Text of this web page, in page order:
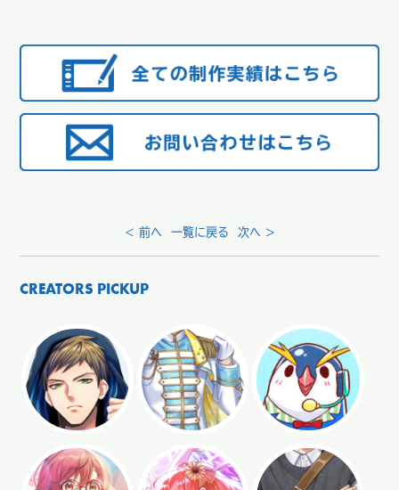
< 前へ 一覧に戻る 次へ >
CREATORS PICKUP